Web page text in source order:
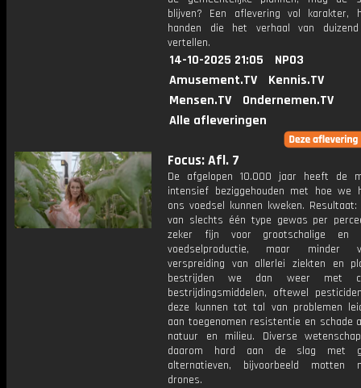
blijven? Een aflevering vol karakter,
handen die het verhaal van duizend
vertellen.
14-10-2025 21:05
NPO3
Amusement.TV
Kennis.TV
Mensen.TV
Ondernemen.TV
Alle afleveringen
Focus: Afl. 7
De afgelopen 10.000 jaar heeft de
intensief beziggehouden met hoe we
ons voedsel kunnen kweken.
van slechts één type gewas per
zeker fijn voor grootschalige en
voedselproductie, maar minder
verspreiding van allerlei ziekten en
bestrijden we dan weer met
bestrijdingsmiddelen, oftewel
deze kunnen tot tal van problemen
aan toegenomen resistentie en schade
natuur en milieu. Diverse
daarom hard aan de slag met
alternatieven, bijvoorbeeld motten
drones.